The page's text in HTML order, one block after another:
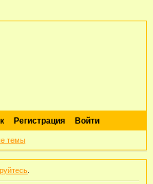
Регистрация Войти
темы